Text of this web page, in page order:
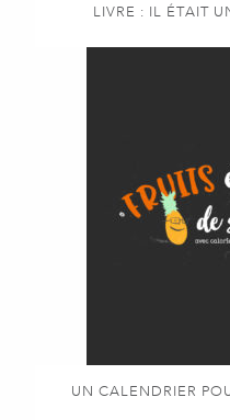
LIVRE : IL ÉTAIT
UN CALENDRIER